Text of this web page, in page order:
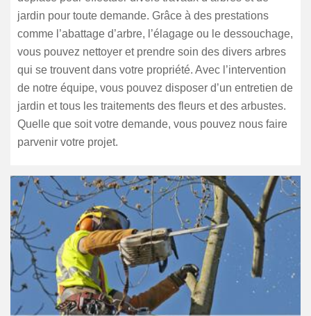
jardin pour toute demande. Grâce à des prestations
comme l’abattage d’arbre, l’élagage ou le dessouchage,
vous pouvez nettoyer et prendre soin des divers arbres
qui se trouvent dans votre propriété. Avec l’intervention
de notre équipe, vous pouvez disposer d’un entretien de
jardin et tous les traitements des fleurs et des arbustes.
Quelle que soit votre demande, vous pouvez nous faire
parvenir votre projet.